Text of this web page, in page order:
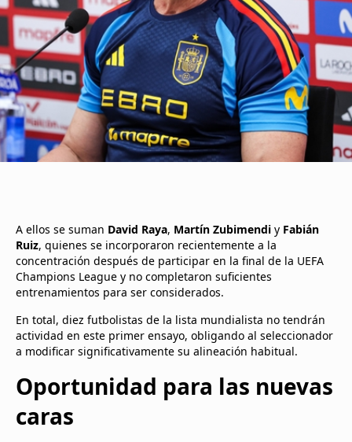
A ellos se suman David Raya, Martín Zubimendi y Fabián
Ruiz, quienes se incorporaron recientemente a la
concentración después de participar en la final de la UEFA
Champions League y no completaron suficientes
entrenamientos para ser considerados.
En total, diez futbolistas de la lista mundialista no tendrán
actividad en este primer ensayo, obligando al seleccionador
a modificar significativamente su alineación habitual.
Oportunidad para las nuevas
caras